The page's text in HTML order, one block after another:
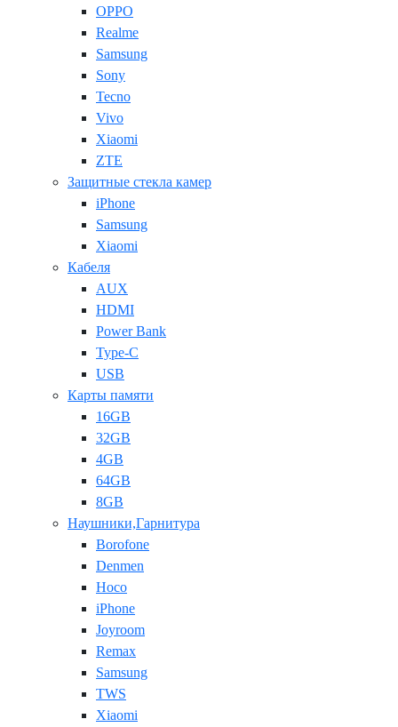
OPPO
Realme
Samsung
Sony
Tecno
Vivo
Xiaomi
ZTE
Защитные стекла камер
iPhone
Samsung
Xiaomi
Кабеля
AUX
HDMI
Power Bank
Type-C
USB
Карты памяти
16GB
32GB
4GB
64GB
8GB
Наушники,Гарнитура
Borofone
Denmen
Hoco
iPhone
Joyroom
Remax
Samsung
TWS
Xiaomi